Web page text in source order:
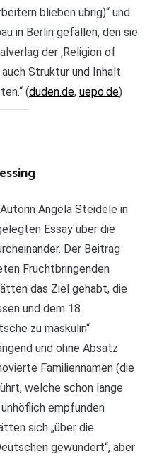
blieben übrig)“ und
in Berlin gefallen, den sie
der ‚Religion of
Struktur und Inhalt
(duden.de, uepo.de)
Angela Steidele in
Essay über die
Der Beitrag
Fruchtbringenden
das Ziel gehabt, die
und dem 18.
zu maskulin“
und ohne Absatz
Familiennamen (die
welche schon lange
empfunden
sich „über die
gewundert“, aber